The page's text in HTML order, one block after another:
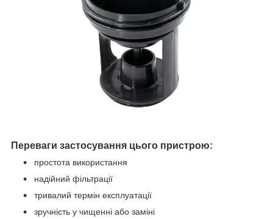
Переваги застосування цього пристрою:
простота використання
надійний фільтрації
тривалий термін експлуатації
зручність у чищенні або заміні